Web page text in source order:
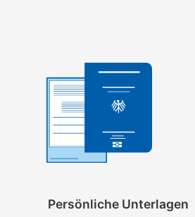
Persönliche Unterlagen